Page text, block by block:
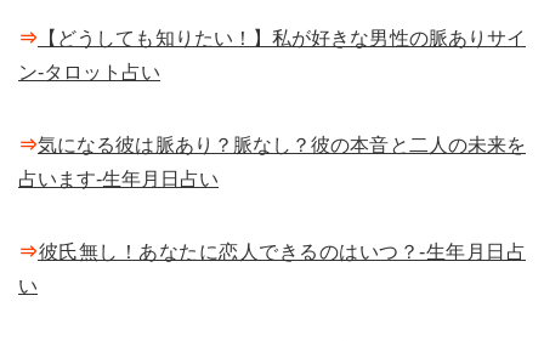
⇒ 【どうしても知りたい！】私が好きな男性の脈ありサイ
ン-タロット占い
⇒気になる彼は脈あり？脈なし？彼の本音と二人の未来を
占います-生年月日占い
⇒彼氏無し！あなたに恋人できるのはいつ？-生年月日占
い